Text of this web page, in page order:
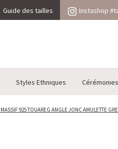
Guide des tailles Instashop
Styles Ethniques Cérémonies
925 TOUAREG ANGLE JONC AMULETTE